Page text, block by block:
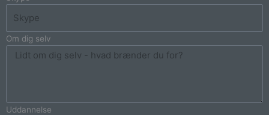
Om dig selv
Uddannelse